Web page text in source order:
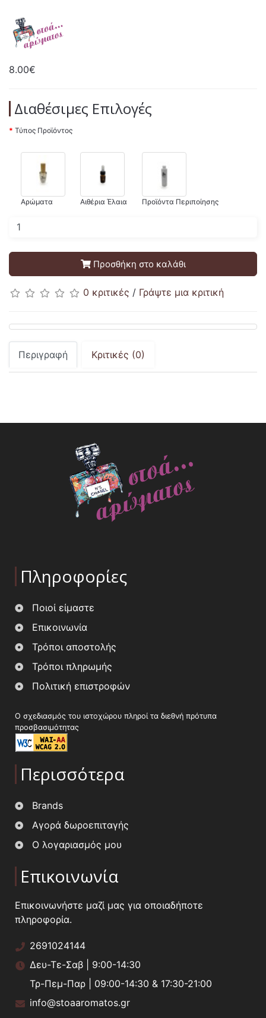
8.00€
Διαθέσιμες Επιλογές
Τύπος Προϊόντος
Αρώματα Αιθέρια Έλαια Προϊόντα Περιποίησης
Προσθήκη στο καλάθι
0 κριτικές / Γράψτε μια κριτική
Περιγραφή Κριτικές (0)
Πληροφορίες
Ποιοί είμαστε
Επικοινωνία
Τρόποι αποστολής
Τρόποι πληρωμής
Πολιτική επιστροφών
Ο σχεδιασμός του ιστοχώρου πληροί τα διεθνή πρότυπα
προσβασιμότητας
Περισσότερα
Brands
Αγορά δωροεπιταγής
Ο λογαριασμός μου
Επικοινωνία
Επικοινωνήστε μαζί μας για οποιαδήποτε
πληροφορία.
2691024144
Δευ-Τε-Σαβ | 9:00-14:30
Τρ-Πεμ-Παρ | 09:00-14:30 & 17:30-21:00
info@stoaaromatos.gr